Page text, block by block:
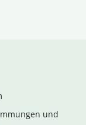
und